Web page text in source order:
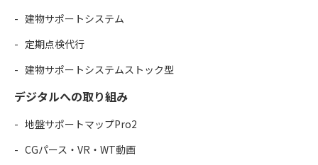
建物サポートシステム
定期点検代行
建物サポートシステムストック型
デジタルへの取り組み
地盤サポートマップPro2
CGパース・VR・WT動画